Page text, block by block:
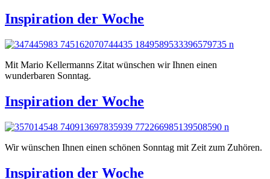
Inspiration der Woche
Mit Mario Kellermanns Zitat wünschen wir Ihnen einen
wunderbaren Sonntag.
Inspiration der Woche
Wir wünschen Ihnen einen schönen Sonntag mit Zeit zum Zuhören.
Inspiration der Woche